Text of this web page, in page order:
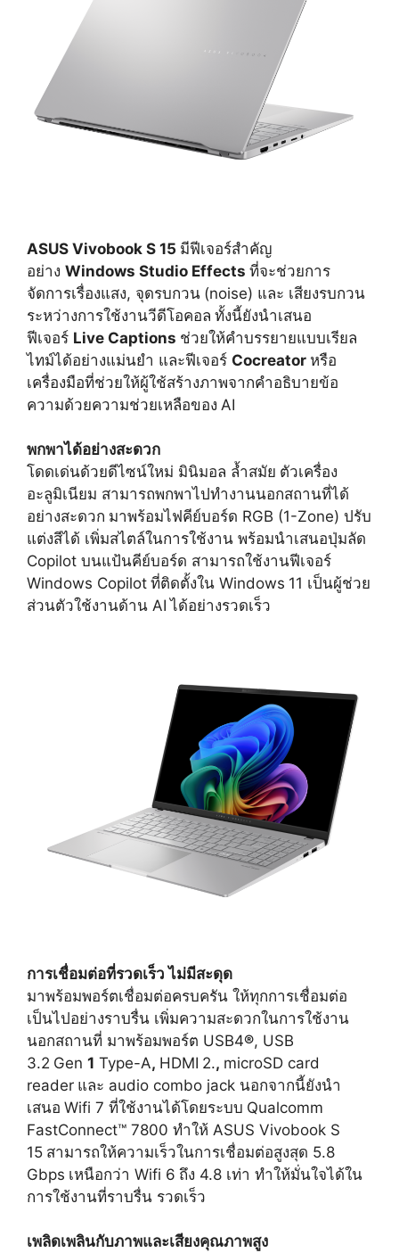
ASUS Vivobook S 15 มีฟีเจอร์สำคัญ
อย่าง Windows Studio Effects ที่จะช่วยการ
จัดการเรื่องแสง, จุดรบกวน (noise) และ เสียงรบกวน
ระหว่างการใช้งานวีดีโอคอล ทั้งนี้ยังนำเสนอ
ฟีเจอร์ Live Captions ช่วยให้คำบรรยายแบบเรียล
ไทม์ได้อย่างแม่นยำ และฟีเจอร์ Cocreator หรือ
เครื่องมือที่ช่วยให้ผู้ใช้สร้างภาพจากคำอธิบายข้อ
ความด้วยความช่วยเหลือของ AI
พกพาได้อย่างสะดวก
โดดเด่นด้วยดีไซน์ใหม่ มินิมอล ล้ำสมัย ตัวเครื่อง
อะลูมิเนียม สามารถพกพาไปทำงานนอกสถานที่ได้
อย่างสะดวก มาพร้อมไฟคีย์บอร์ด RGB (1-Zone) ปรับ
แต่งสีได้ เพิ่มสไตล์ในการใช้งาน พร้อมนำเสนอปุ่มลัด
Copilot บนแป้นคีย์บอร์ด สามารถใช้งานฟีเจอร์
Windows Copilot ที่ติดตั้งใน Windows 11 เป็นผู้ช่วย
ส่วนตัวใช้งานด้าน AI ได้อย่างรวดเร็ว
การเชื่อมต่อที่รวดเร็ว ไม่มีสะดุด
มาพร้อมพอร์ตเชื่อมต่อครบครัน ให้ทุกการเชื่อมต่อ
เป็นไปอย่างราบรื่น เพิ่มความสะดวกในการใช้งาน
นอกสถานที่ มาพร้อมพอร์ต USB4®, USB
3.2 Gen 1 Type-A, HDMI 2., microSD card
reader และ audio combo jack นอกจากนี้ยังนำ
เสนอ Wifi 7 ที่ใช้งานได้โดยระบบ Qualcomm
FastConnect™ 7800 ทำให้ ASUS Vivobook S
15 สามารถให้ความเร็วในการเชื่อมต่อสูงสุด 5.8
Gbps เหนือกว่า Wifi 6 ถึง 4.8 เท่า ทำให้มั่นใจได้ใน
การใช้งานที่ราบรื่น รวดเร็ว
เพลิดเพลินกับภาพและเสียงคุณภาพสูง